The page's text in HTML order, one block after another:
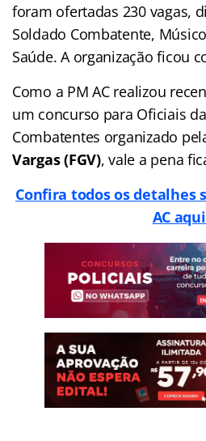
foram ofertadas 230 vagas,
Soldado Combatente,
Saúde. A organização ficou
Como a PM AC realizou
um concurso para Oficiais
Combatentes organizado
Vargas (FGV), vale a pena
Confira todos os detalhes
AC